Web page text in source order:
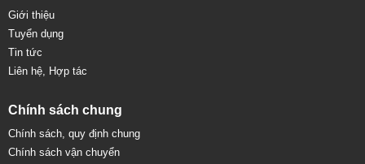
Giới thiệu
Tuyển dụng
Tin tức
Liên hệ, Hợp tác
Chính sách chung
Chính sách, quy định chung
Chính sách vận chuyển